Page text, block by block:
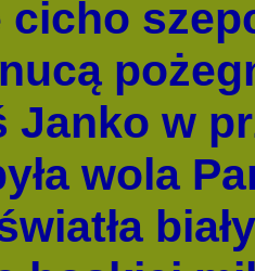
cicho
Janko w
wola